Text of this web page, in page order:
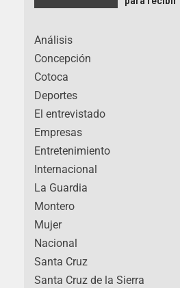
Análisis
Concepción
Cotoca
Deportes
El entrevistado
Empresas
Entretenimiento
Internacional
La Guardia
Montero
Mujer
Nacional
Santa Cruz
Santa Cruz de la Sierra